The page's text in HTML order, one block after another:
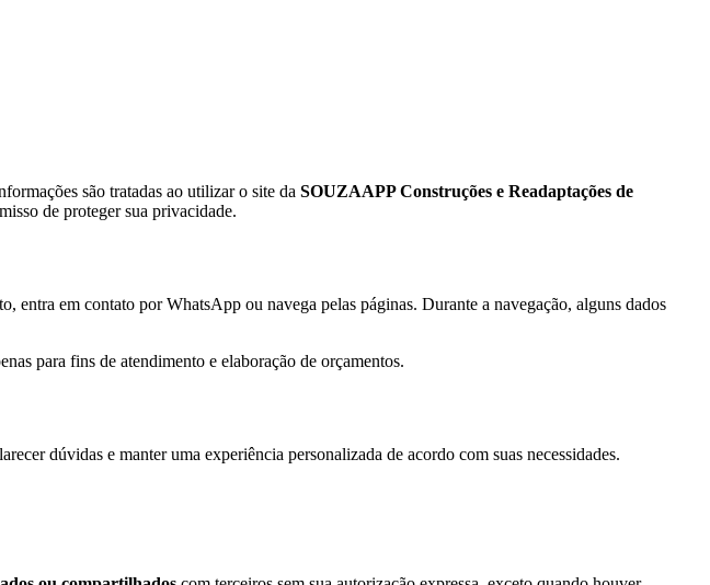
são tratadas ao utilizar o site da SOUZAAPP Construções e Readaptações de
de proteger sua privacidade.
entra em contato por WhatsApp ou navega pelas páginas. Durante a navegação, alguns dados
para fins de atendimento e elaboração de orçamentos.
dúvidas e manter uma experiência personalizada de acordo com suas necessidades.